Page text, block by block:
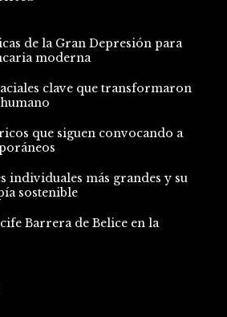
de la Gran Depresión para
moderna
clave que transformaron
que siguen convocando a
individuales más grandes y su
sostenible
Barrera de Belice en la